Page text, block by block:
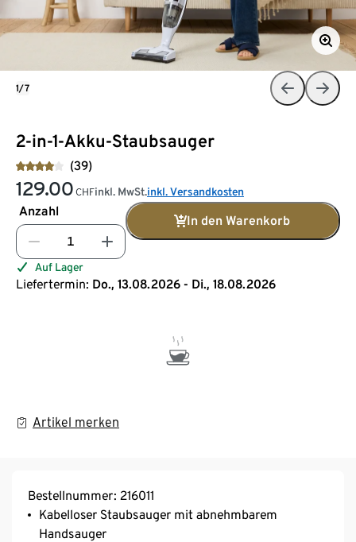
2-in-1-Akku-Staubsauger
(39)
129.00 CHFinkl. MwSt.inkl. Versandkosten
Anzahl
In den Warenkorb
Auf Lager
Liefertermin: Do., 13.08.2026 - Di., 18.08.2026
Artikel merken
1/7
Bestellnummer: 216011
Kabelloser Staubsauger mit abnehmbarem
Handsauger